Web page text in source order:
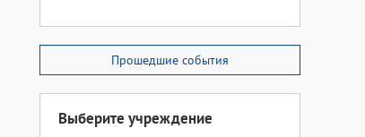
Прошедшие события
Выберите учреждение